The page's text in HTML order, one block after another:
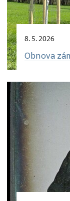
8. 5. 2026
Obnova